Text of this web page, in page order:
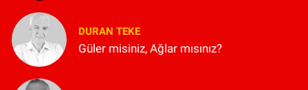
DURAN TEKE
Güler misiniz, Ağlar mısınız?